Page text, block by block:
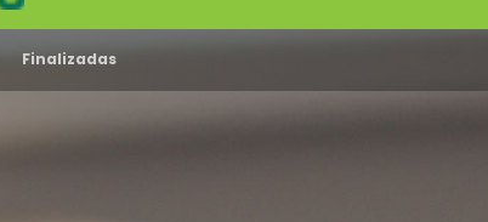
Finalizadas